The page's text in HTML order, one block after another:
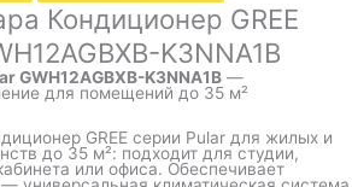
Кондиционер GREE
K3NNA1B
GWH12AGBXB-K3NNA1B —
для помещений до 35 м²
GREE серии Pular для жилых и
до 35 м²: подходит для студии,
или офиса. Обеспечивает